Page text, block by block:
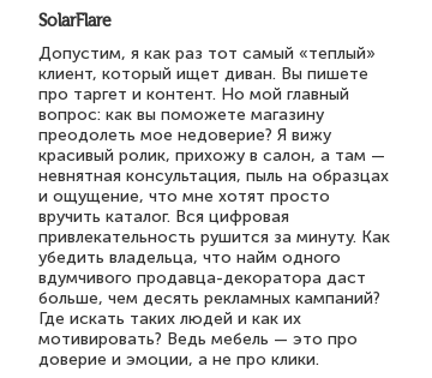
SolarFlare
Допустим, я как раз тот самый «теплый»
клиент, который ищет диван. Вы пишете
про таргет и контент. Но мой главный
вопрос: как вы поможете магазину
преодолеть мое недоверие? Я вижу
красивый ролик, прихожу в салон, а там —
невнятная консультация, пыль на образцах
и ощущение, что мне хотят просто
вручить каталог. Вся цифровая
привлекательность рушится за минуту. Как
убедить владельца, что найм одного
вдумчивого продавца-декоратора даст
больше, чем десять рекламных кампаний?
Где искать таких людей и как их
мотивировать? Ведь мебель — это про
доверие и эмоции, а не про клики.